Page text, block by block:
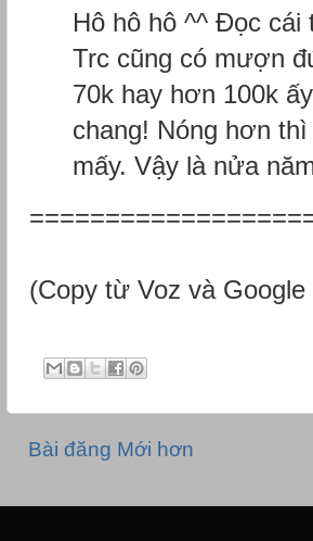
Hô hô hô ^^ Đọc cái
Trc cũng có mượn
70k hay hơn 100k
chang! Nóng hơn
mấy. Vậy là nửa
(Copy từ Voz và Google
Bài đăng Mới hơn